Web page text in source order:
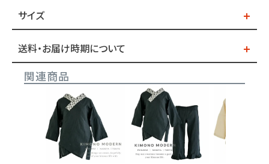
サイズ
送料・お届け時期について
関連商品